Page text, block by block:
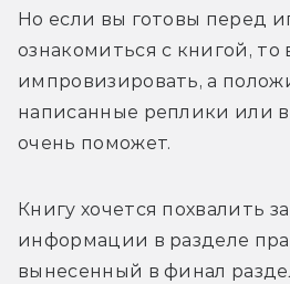
Но если вы готовы перед
ознакомиться с книгой, то
импровизировать, а
написанные реплики или
очень поможет.
Книгу хочется похвалить
информации в разделе
вынесенный в финал